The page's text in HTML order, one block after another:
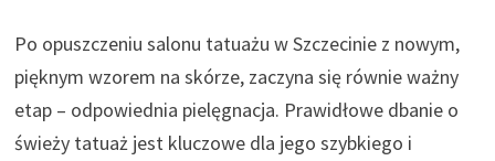
Po opuszczeniu salonu tatuażu w Szczecinie z nowym,
pięknym wzorem na skórze, zaczyna się równie ważny
etap – odpowiednia pielęgnacja. Prawidłowe dbanie o
świeży tatuaż jest kluczowe dla jego szybkiego i